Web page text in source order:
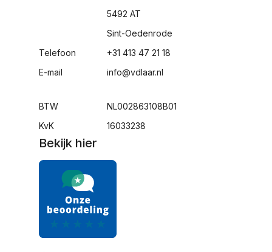
Telefoon
E-mail
BTW
KvK
5492 AT
Sint-Oedenrode
+31 413 47 21 18
info@vdlaar.nl
NL002863108B01
16033238
Bekijk hier